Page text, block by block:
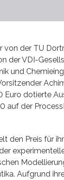
von der TU
der VDI-
und
Euro dotierte
auf der
den Preis für
Aufgrund